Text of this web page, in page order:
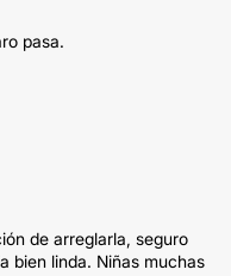
pasa.
de arreglarla, seguro
bien linda. Niñas muchas